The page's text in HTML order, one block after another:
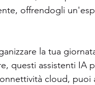
offrendogli
la tua
questi assistenti IA
cloud, puoi